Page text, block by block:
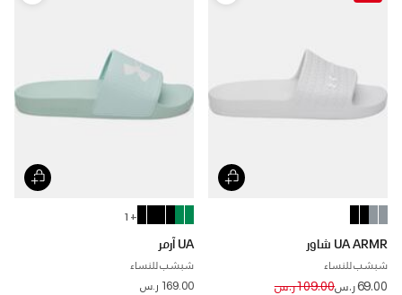
UA ARMR شاور
شبشب للنساء
69.00 ر.س Price reduced from
109.00 ر.س to
+ 1
UA آرمر
شبشب للنساء
169.00 ر.س